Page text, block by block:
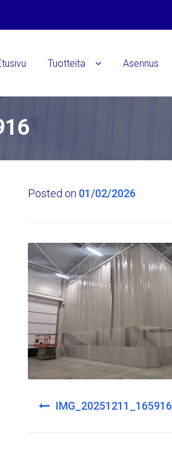
Tuotteita Asennus
Posted on 01/02/2026
IMG_20251211_165916